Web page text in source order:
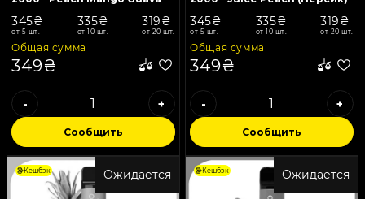
(Персик, Манго, Гуава)
345₴
от 5 шт.
335₴
от 10 шт.
319₴
от 20 шт.
Общая сумма
349₴
- +
Сообщить
345₴
от 5 шт.
335₴
от 10 шт.
319₴
от 20 шт.
Общая сумма
349₴
- +
Сообщить
Ожидается
Кешбэк Ожидается
Кешбэк